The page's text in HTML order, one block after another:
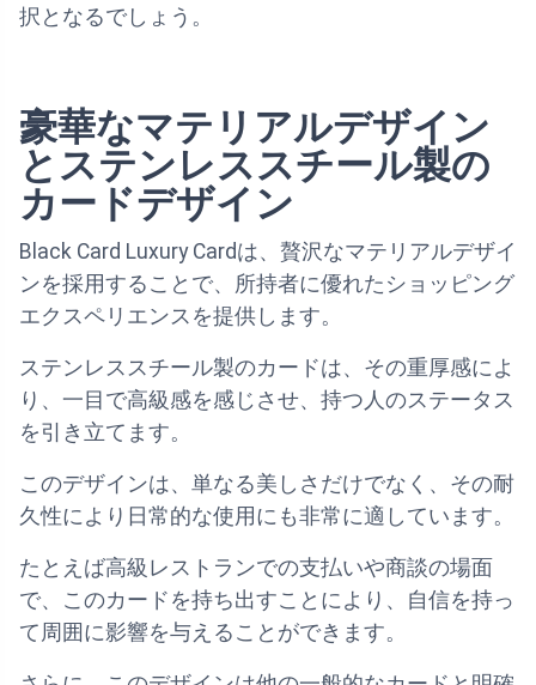
択となるでしょう。
豪華なマテリアルデザイン
とステンレススチール製の
カードデザイン
Black Card Luxury Cardは、贅沢なマテリアルデザイ
ンを採用することで、所持者に優れたショッピング
エクスペリエンスを提供します。
ステンレススチール製のカードは、その重厚感によ
り、一目で高級感を感じさせ、持つ人のステータス
を引き立てます。
このデザインは、単なる美しさだけでなく、その耐
久性により日常的な使用にも非常に適しています。
たとえば高級レストランでの支払いや商談の場面
で、このカードを持ち出すことにより、自信を持っ
て周囲に影響を与えることができます。